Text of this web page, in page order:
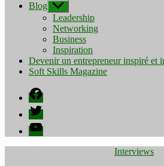
Blog Afficher
le
sous-
menu
Leadership
Networking
Business
Inspiration
Devenir un entrepreneur inspiré et
Soft Skills Magazine
Facebook
Twitter
YouTube
Interviews